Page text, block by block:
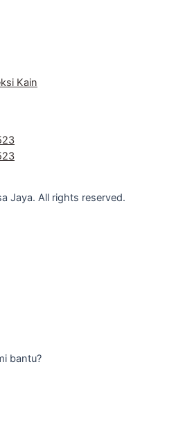
Kain
Jaya. All rights reserved.
bantu?